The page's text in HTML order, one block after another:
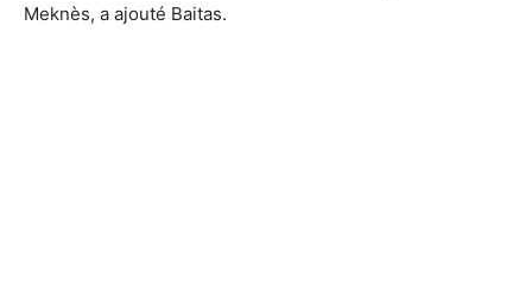
Meknès, a ajouté Baitas.